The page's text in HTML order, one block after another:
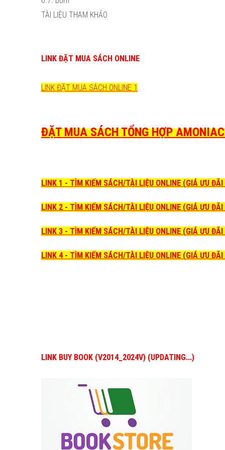
TÀI LIỆU THAM KHẢO
LINK ĐẶT MUA SÁCH ONLINE
LINK ĐẶT MUA SÁCH ONLINE 1
ĐẶT MUA SÁCH TỔNG HỢP
LINK 1 - TÌM KIẾM SÁCH/TÀI LIỆU ONLINE (GIÁ ƯU
LINK 2 - TÌM KIẾM SÁCH/TÀI LIỆU ONLINE (GIÁ ƯU
LINK 3 - TÌM KIẾM SÁCH/TÀI LIỆU ONLINE (GIÁ ƯU
LINK 4 - TÌM KIẾM SÁCH/TÀI LIỆU ONLINE (GIÁ ƯU
LINK BUY BOOK (V2014_2024V) (UPDATING...)